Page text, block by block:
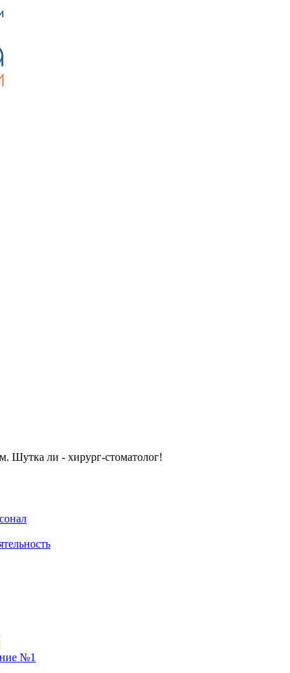
Шутка ли - хирург-стоматолог!
№1